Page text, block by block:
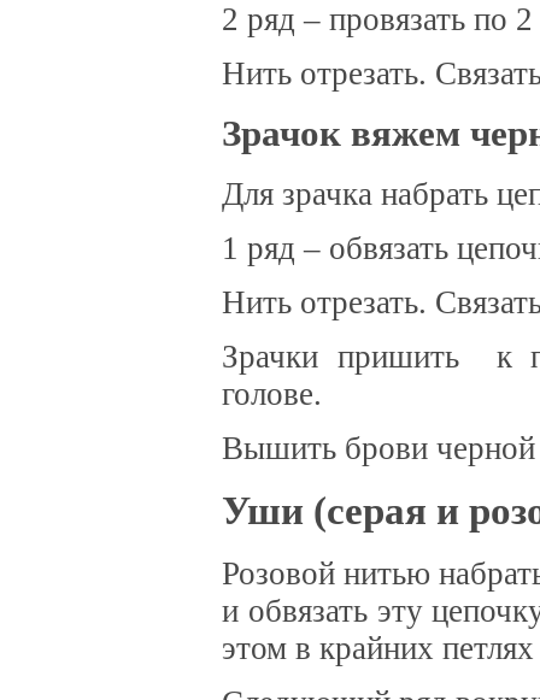
2 ряд – провязать по
Нить отрезать.
Зрачок вяжем
Для зрачка набрать
1 ряд – обвязать
Нить отрезать.
Зрачки пришить к
голове.
Вышить брови черной
Уши (серая и
Розовой нитью
и обвязать эту
этом в крайних